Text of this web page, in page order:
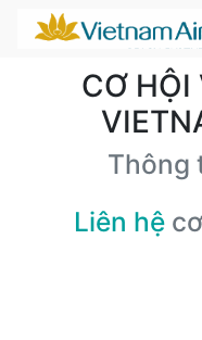
CƠ HỘI
Thông
Liên hệ